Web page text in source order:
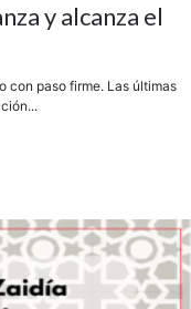
y alcanza el
con paso firme. Las últimas